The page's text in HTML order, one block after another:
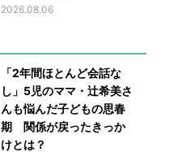
2026.08.06
「2年間ほとんど会話な
し」5児のママ・辻希美さ
んも悩んだ子どもの思春
期 関係が戻ったきっか
けとは？